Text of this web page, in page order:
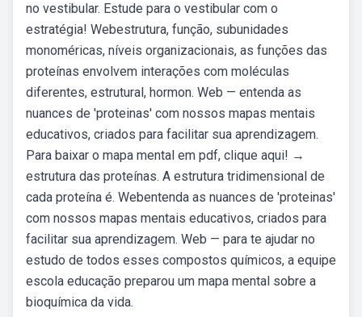
no vestibular. Estude para o vestibular com o
estratégia! Webestrutura, função, subunidades
monoméricas, níveis organizacionais, as funções das
proteínas envolvem interações com moléculas
diferentes, estrutural, hormon. Web — entenda as
nuances de 'proteinas' com nossos mapas mentais
educativos, criados para facilitar sua aprendizagem.
Para baixar o mapa mental em pdf, clique aqui! →
estrutura das proteínas. A estrutura tridimensional de
cada proteína é. Webentenda as nuances de 'proteinas'
com nossos mapas mentais educativos, criados para
facilitar sua aprendizagem. Web — para te ajudar no
estudo de todos esses compostos químicos, a equipe
escola educação preparou um mapa mental sobre a
bioquímica da vida.